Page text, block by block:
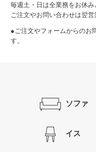
毎週土・日は全業務をお休
ご注文やお問い合わせは翌営
●ご注文やフォームからのお
す。
ソファ
イス